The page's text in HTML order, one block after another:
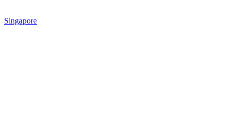
Singapore